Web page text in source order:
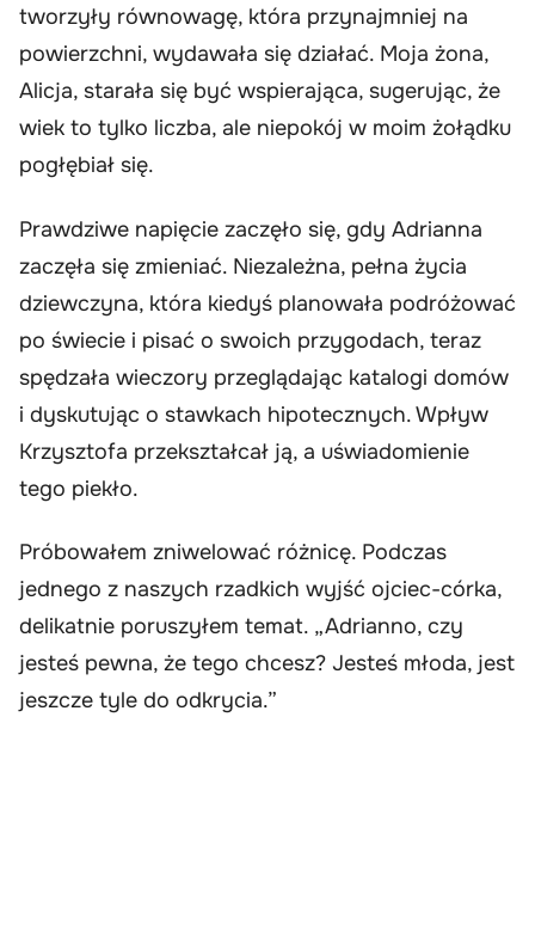
tworzyły równowagę, która przynajmniej na
powierzchni, wydawała się działać. Moja żona,
Alicja, starała się być wspierająca, sugerując, że
wiek to tylko liczba, ale niepokój w moim żołądku
pogłębiał się.
Prawdziwe napięcie zaczęło się, gdy Adrianna
zaczęła się zmieniać. Niezależna, pełna życia
dziewczyna, która kiedyś planowała podróżować
po świecie i pisać o swoich przygodach, teraz
spędzała wieczory przeglądając katalogi domów
i dyskutując o stawkach hipotecznych. Wpływ
Krzysztofa przekształcał ją, a uświadomienie
tego piekło.
Próbowałem zniwelować różnicę. Podczas
jednego z naszych rzadkich wyjść ojciec-córka,
delikatnie poruszyłem temat. „Adrianno, czy
jesteś pewna, że tego chcesz? Jesteś młoda, jest
jeszcze tyle do odkrycia.”